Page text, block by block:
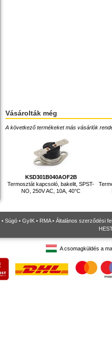
Vásárolták még
A következő termékeket más vásárlók
KSD301B040AOF2B
Termosztát kapcsoló, bakelit, SPST-
NO, 250V AC, 10A, 40°C
• Súgó • GyIK • RMA• Általános szerződési
A csomagküldés a